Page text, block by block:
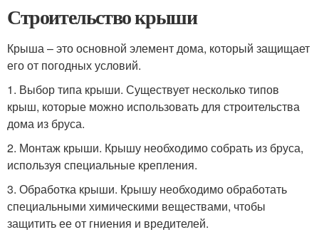
Строительство крыши
Крыша – это основной элемент дома, который защищает
его от погодных условий.
1. Выбор типа крыши. Существует несколько типов
крыш, которые можно использовать для строительства
дома из бруса.
2. Монтаж крыши. Крышу необходимо собрать из бруса,
используя специальные крепления.
3. Обработка крыши. Крышу необходимо обработать
специальными химическими веществами, чтобы
защитить ее от гниения и вредителей.